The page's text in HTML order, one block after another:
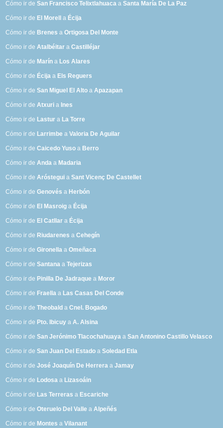
Cómo ir deSan Francisco Telixtlahuaca aSanta María De La Paz
Cómo ir de El Morell a Écija
Cómo ir de Brenes aOrtigosa Del Monte
Cómo ir deAtalbéitar aCastilléjar
Cómo ir de Marín a Los Alares
Cómo ir de Écija a Els Reguers
Cómo ir deSan Miguel El Alto aApazapan
Cómo ir deAtxuri a Ines
Cómo ir de Lastur a La Torre
Cómo ir de Larrimbe aValoria De Aguilar
Cómo ir deCaicedo Yuso a Berro
Cómo ir deAnda a Madaria
Cómo ir deAróstegui aSant Vicenç De Castellet
Cómo ir deGenovés a Herbón
Cómo ir de El Masroig a Écija
Cómo ir de El Catllar a Écija
Cómo ir de Riudarenes aCehegín
Cómo ir deGironella aOmeñaca
Cómo ir deSantana aTejerizas
Cómo ir de Pinilla De Jadraque a Moror
Cómo ir de Fraella a Las Casas Del Conde
Cómo ir deTheobald aCnel. Bogado
Cómo ir de Pto. Ibicuy aA. Alsina
Cómo ir deSan Jerónimo Tlacochahuaya aSan Antonino Castillo Velasco
Cómo ir deSan Juan Del Estado aSoledad Etla
Cómo ir deJosé Joaquín De Herrera aJamay
Cómo ir de Lodosa a Lizasoáin
Cómo ir de Las Terreras a Escariche
Cómo ir deOteruelo Del Valle aAlpeñés
Cómo ir de Montes aVilanant